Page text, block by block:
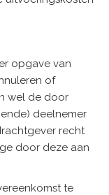
opgave van
of
wel de door
deelnemer
recht
door deze aan
te